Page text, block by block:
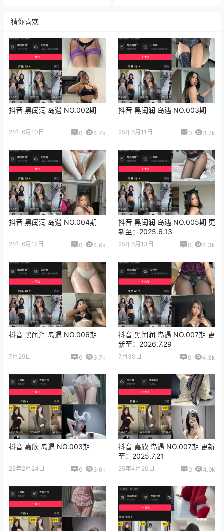
猜你喜欢
抖音 黑闰润 岛遇 NO.002期
25年6月10日 0 4.7k
抖音 黑闰润 岛遇 NO.003期
25年6月11日 0 3.7k
抖音 黑闰润 岛遇 NO.004期
25年6月12日 0 4.6k
抖音 黑闰润 岛遇 NO.005期 更
新至：2025.6.13
25年6月13日 0 4.3k
抖音 黑闰润 岛遇 NO.006期
7月29日 0 3.7k
抖音 黑闰润 岛遇 NO.007期 更
新至：2026.7.29
7月30日 0 4.3k
抖音 嘉欣 岛遇 NO.003期
25年2月24日 0 3.6k
抖音 嘉欣 岛遇 NO.007期 更新
至：2025.7.21
25年4月20日 0 4.9k